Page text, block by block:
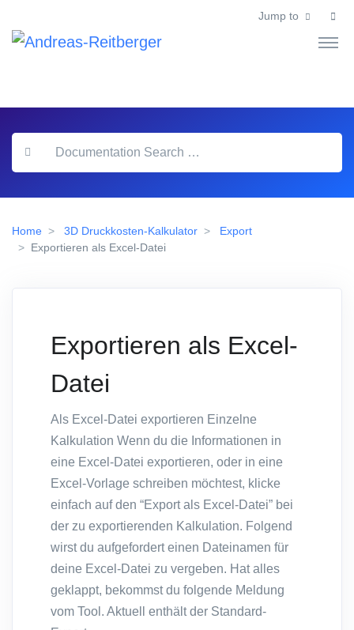
Jump to
Home 3D Druckkosten-Kalkulator
Export
Exportieren als Excel-Datei
Exportieren als Excel-
Datei
Als Excel-Datei exportieren Einzelne
Kalkulation Wenn du die Informationen in
eine Excel-Datei exportieren, oder in eine
Excel-Vorlage schreiben möchtest, klicke
einfach auf den “Export als Excel-Datei” bei
der zu exportierenden Kalkulation. Folgend
wirst du aufgefordert einen Dateinamen für
deine Excel-Datei zu vergeben. Hat alles
geklappt, bekommst du folgende Meldung
vom Tool. Aktuell enthält der Standard-